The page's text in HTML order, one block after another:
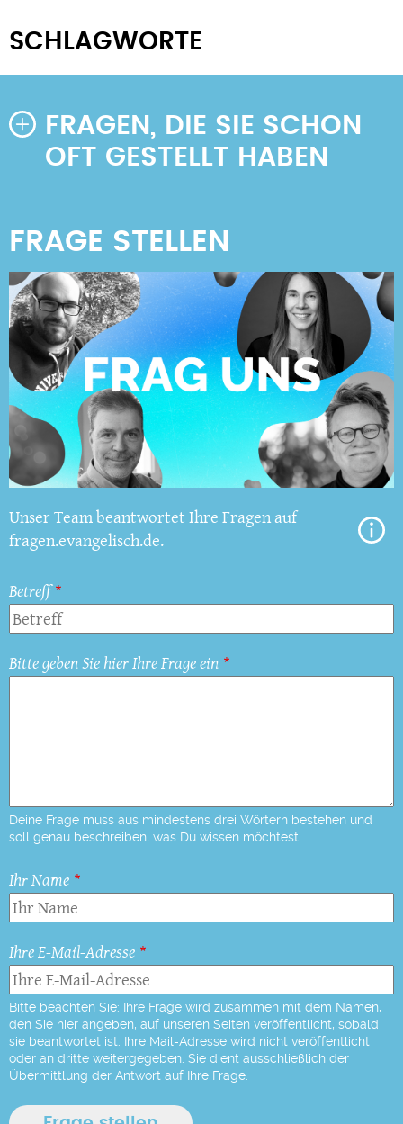
SCHLAGWORTE
FRAGEN, DIE SIE SCHON
OFT GESTELLT HABEN
Unser Team beantwortet Ihre Fragen auf
fragen.evangelisch.de.
Betreff
Bitte geben Sie hier Ihre Frage ein
Deine Frage muss aus mindestens drei Wörtern bestehen und
soll genau beschreiben, was Du wissen möchtest.
Ihr Name
Ihre E-Mail-Adresse
Bitte beachten Sie: Ihre Frage wird zusammen mit dem Namen,
den Sie hier angeben, auf unseren Seiten veröffentlicht, sobald
sie beantwortet ist. Ihre Mail-Adresse wird nicht veröffentlicht
oder an dritte weitergegeben. Sie dient ausschließlich der
Übermittlung der Antwort auf Ihre Frage.